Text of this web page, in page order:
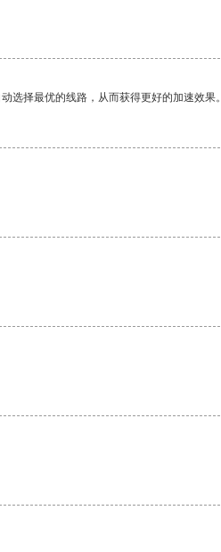
选择最优的线路，从而获得更好的加速效果。